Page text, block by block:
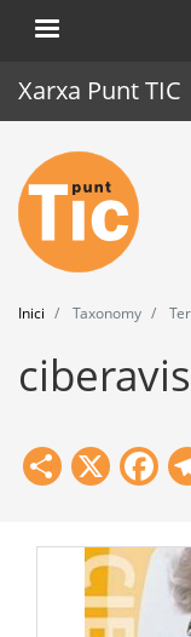
Xarxa Punt TIC
Inici
Punt TIC
Actualitat
Agenda
Formació
Eines
Inici Taxonomy
ciberavis
Share
X